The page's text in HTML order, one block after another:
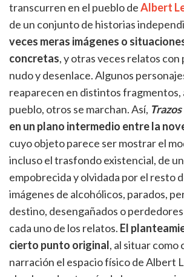
transcurren en el pueblo deAlbert
de un conjunto de historias
veces meras imágenes o
concretas, y otras veces relatos
nudo y desenlace. Algunos
reaparecen en distintos fragmentos,
pueblo, otros se marchan. Así,
en un plano intermedio entre la
cuyo objeto parece ser mostrar el
incluso el trasfondo existencial, de
empobrecida y olvidada por el resto
imágenes de alcohólicos, parados,
destino, desengañados o
cada uno de los relatos. El
cierto punto original, al situar como
narración el espacio físico de Albert